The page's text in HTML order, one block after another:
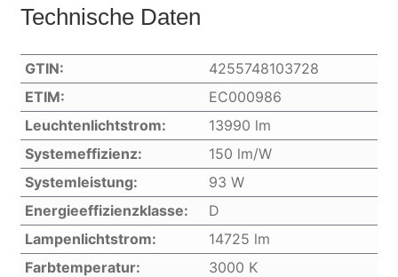
Technische Daten
GTIN:
4255748103728
ETIM:
EC000986
Leuchtenlichtstrom:
13990 lm
Systemeffizienz:
150 lm/W
Systemleistung:
93 W
Energieeffizienzklasse:
D
Lampenlichtstrom:
14725 lm
Farbtemperatur:
3000 K